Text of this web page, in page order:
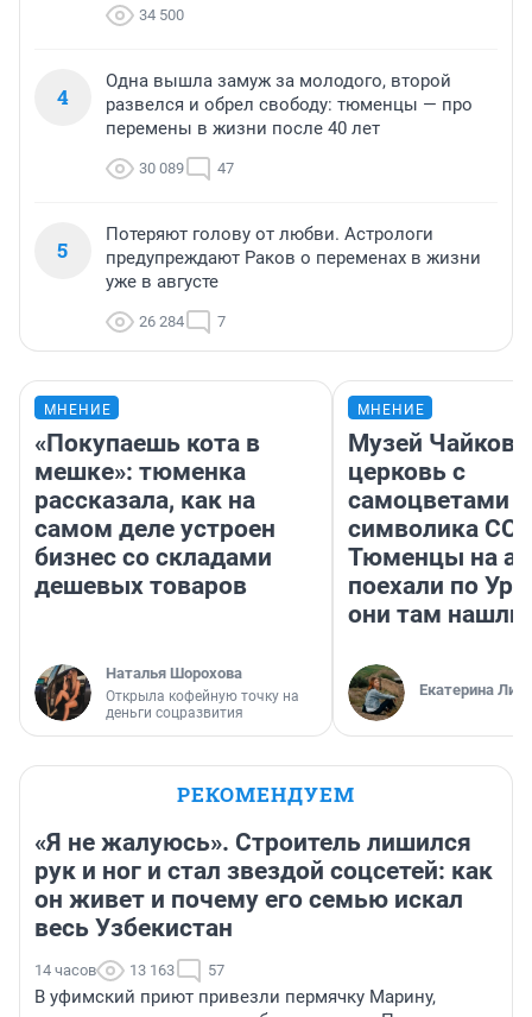
34 500
4
Одна вышла замуж за молодого, второй
развелся и обрел свободу: тюменцы — про
перемены в жизни после 40 лет
30 089 47
5
Потеряют голову от любви. Астрологи
предупреждают Раков о переменах в жизни
уже в августе
26 284 7
МНЕНИЕ
«Покупаешь кота в
мешке»: тюменка
рассказала, как на
самом деле устроен
бизнес со складами
дешевых товаров
Наталья Шорохова
Открыла кофейную точку на
деньги соцразвития
МНЕНИЕ
Музей
церковь с
самоцветами
символика
Тюменцы на
поехали по
они там нашли
Екатерина
РЕКОМЕНДУЕМ
«Я не жалуюсь». Строитель лишился
рук и ног и стал звездой соцсетей: как
он живет и почему его семью искал
весь Узбекистан
14 часов 13 163 57
В уфимский приют привезли пермячку Марину,